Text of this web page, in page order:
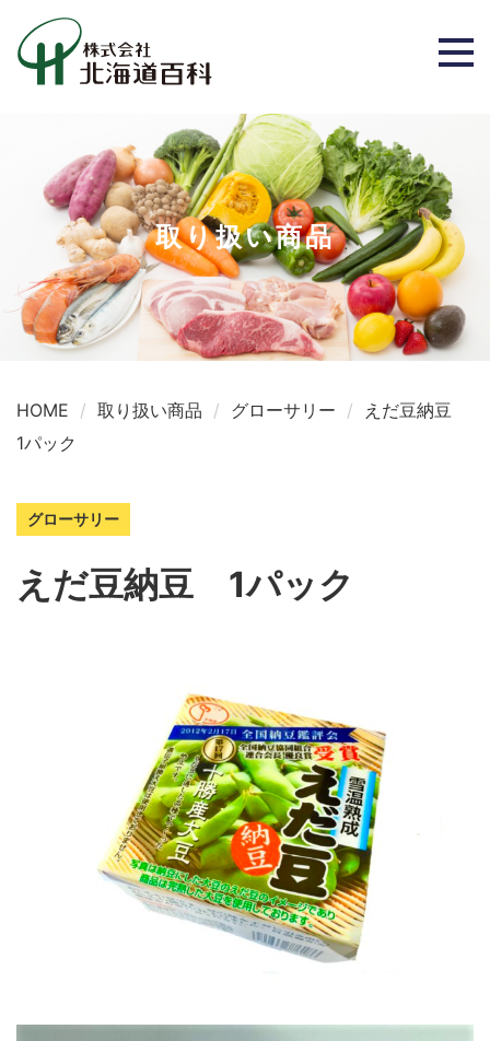
取り扱い商品
HOME 取り扱い商品 グローサリー
えだ豆納豆
1パック
グローサリー
えだ豆納豆 1パック